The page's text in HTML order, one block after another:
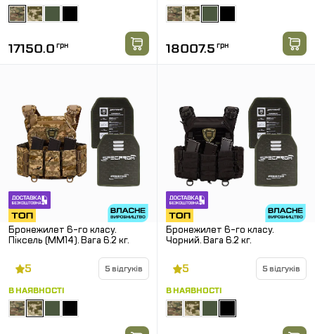
17150.0 грн 18007.5 грн
Бронежилет 6-го класу.
Піксель (ММ14). Вага 6.2 кг.
5 5 відгуків
В НАЯВНОСТІ
Бронежилет 6-го класу.
Чорний. Вага 6.2 кг.
5 5 відгуків
В НАЯВНОСТІ